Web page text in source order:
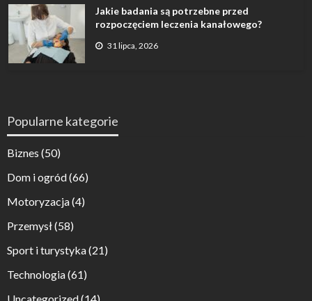
Jakie badania są potrzebne przed
rozpoczęciem leczenia kanałowego?
31 lipca, 2026
Popularne kategorie
Biznes (50)
Dom i ogród(66)
Motoryzacja(4)
Przemysł(58)
Sport i turystyka(21)
Technologia(61)